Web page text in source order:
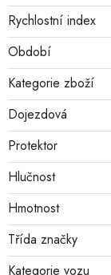
Rychlostní index
Období
Kategorie zboží
Dojezdová
Protektor
Hlučnost
Hmotnost
Třída značky
Kategorie vozu